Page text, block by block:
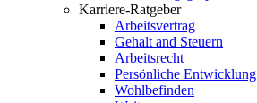
Karriere-Ratgeber
Arbeitsvertrag
Gehalt and Steuern
Arbeitsrecht
Persönliche Entwicklung
Wohlbefinden